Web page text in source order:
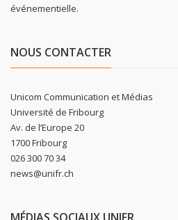
événementielle.
NOUS CONTACTER
Unicom Communication et Médias
Université de Fribourg
Av. de l’Europe 20
1700 Fribourg
026 300 70 34
news@unifr.ch
MÉDIAS SOCIAUX UNIFR